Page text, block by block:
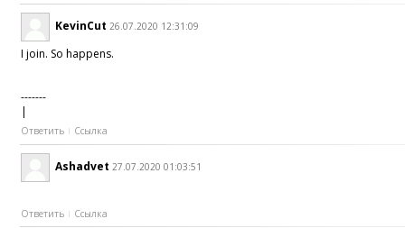
KevinCut 26.07.2020 12:31:09
I join. So happens.
-------
|
Ответить Ссылка
Ashadvet 27.07.2020 01:03:51
Ответить Ссылка